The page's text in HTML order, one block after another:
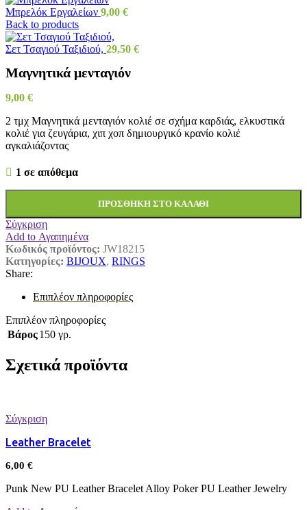
Μπρελόκ Εργαλείων 9,00 €
Back to products
Σετ Τσαγιού Ταξιδιού, 29,50 €
Μαγνητικά μενταγιόν
9,00 €
2 τμχ Μαγνητικά μενταγιόν κολιέ σε σχήμα καρδιάς, ελκυστικά
κολιέ για ζευγάρια, χιπ χοπ δημιουργικό κρανίο κολιέ
αγκαλιάζοντας
1 σε απόθεμα
ΠΡΟΣΘΉΚΗ ΣΤΟ ΚΑΛΆΘΙ
Σύγκριση
Add to Αγαπημένα
Κωδικός προϊόντος: JW18215
Κατηγορίες: BIJOUX, RINGS
Share:
Επιπλέον πληροφορίες
Επιπλέον πληροφορίες
Βάρος150 γρ.
Σχετικά προϊόντα
Σύγκριση
Leather Bracelet
6,00 €
Punk New PU Leather Bracelet Alloy Poker PU Leather Jewelry